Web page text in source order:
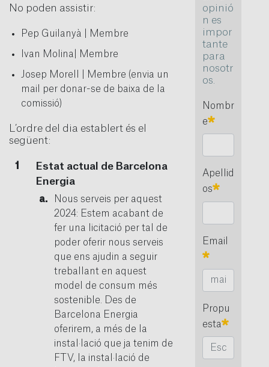
No poden assistir:
Pep Guilanyà | Membre
Ivan Molina| Membre
Josep Morell | Membre (envia un
mail per donar-se de baixa de la
comissió)
L’ordre del dia establert és el
següent:
Estat actual de Barcelona
Energia
Nous serveis per aquest
2024: Estem acabant de
fer una licitació per tal de
poder oferir nous serveis
que ens ajudin a seguir
treballant en aquest
model de consum més
sostenible. Des de
Barcelona Energia
oferirem, a més de la
instal·lació que ja tenim de
FTV, la instal·lació de
opinió
n es
impor
tante
para
nosotr
os.
Nombr
e
Requerido
Apellid
os
Requerido
Email
Requerido
Propu
esta